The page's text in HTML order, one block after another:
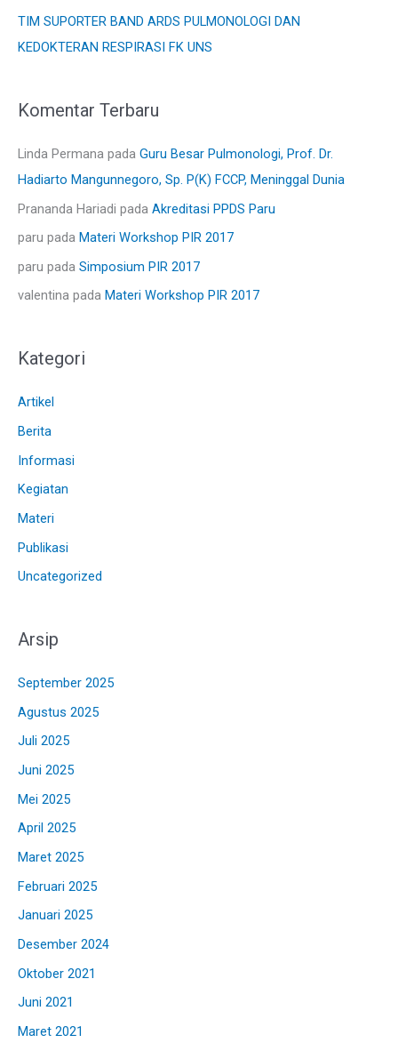
TIM SUPORTER BAND ARDS PULMONOLOGI DAN
KEDOKTERAN RESPIRASI FK UNS
Komentar Terbaru
Linda Permana pada Guru Besar Pulmonologi, Prof. Dr.
Hadiarto Mangunnegoro, Sp. P(K) FCCP, Meninggal Dunia
Prananda Hariadi pada Akreditasi PPDS Paru
paru pada Materi Workshop PIR 2017
paru pada Simposium PIR 2017
valentina pada Materi Workshop PIR 2017
Kategori
Artikel
Berita
Informasi
Kegiatan
Materi
Publikasi
Uncategorized
Arsip
September 2025
Agustus 2025
Juli 2025
Juni 2025
Mei 2025
April 2025
Maret 2025
Februari 2025
Januari 2025
Desember 2024
Oktober 2021
Juni 2021
Maret 2021